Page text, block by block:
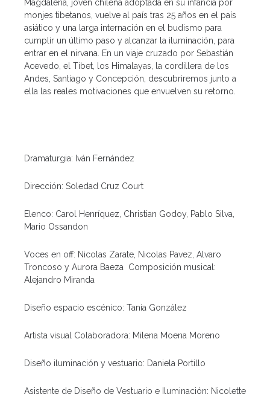
Magdalena, joven chilena adoptada en su infancia por
monjes tibetanos, vuelve al país tras 25 años en el país
asiático y una larga internación en el budismo para
cumplir un último paso y alcanzar la iluminación, para
entrar en el nirvana. En un viaje cruzado por Sebastián
Acevedo, el Tíbet, los Himalayas, la cordillera de los
Andes, Santiago y Concepción, descubriremos junto a
ella las reales motivaciones que envuelven su retorno.
Dramaturgia: Iván Fernández
Dirección: Soledad Cruz Court
Elenco: Carol Henríquez, Christian Godoy, Pablo Silva,
Mario Ossandon
Voces en off: Nicolas Zarate, Nicolas Pavez, Alvaro
Troncoso y Aurora Baeza Composición musical:
Alejandro Miranda
Diseño espacio escénico: Tania González
Artista visual Colaboradora: Milena Moena Moreno
Diseño iluminación y vestuario: Daniela Portillo
Asistente de Diseño de Vestuario e Iluminación: Nicolette